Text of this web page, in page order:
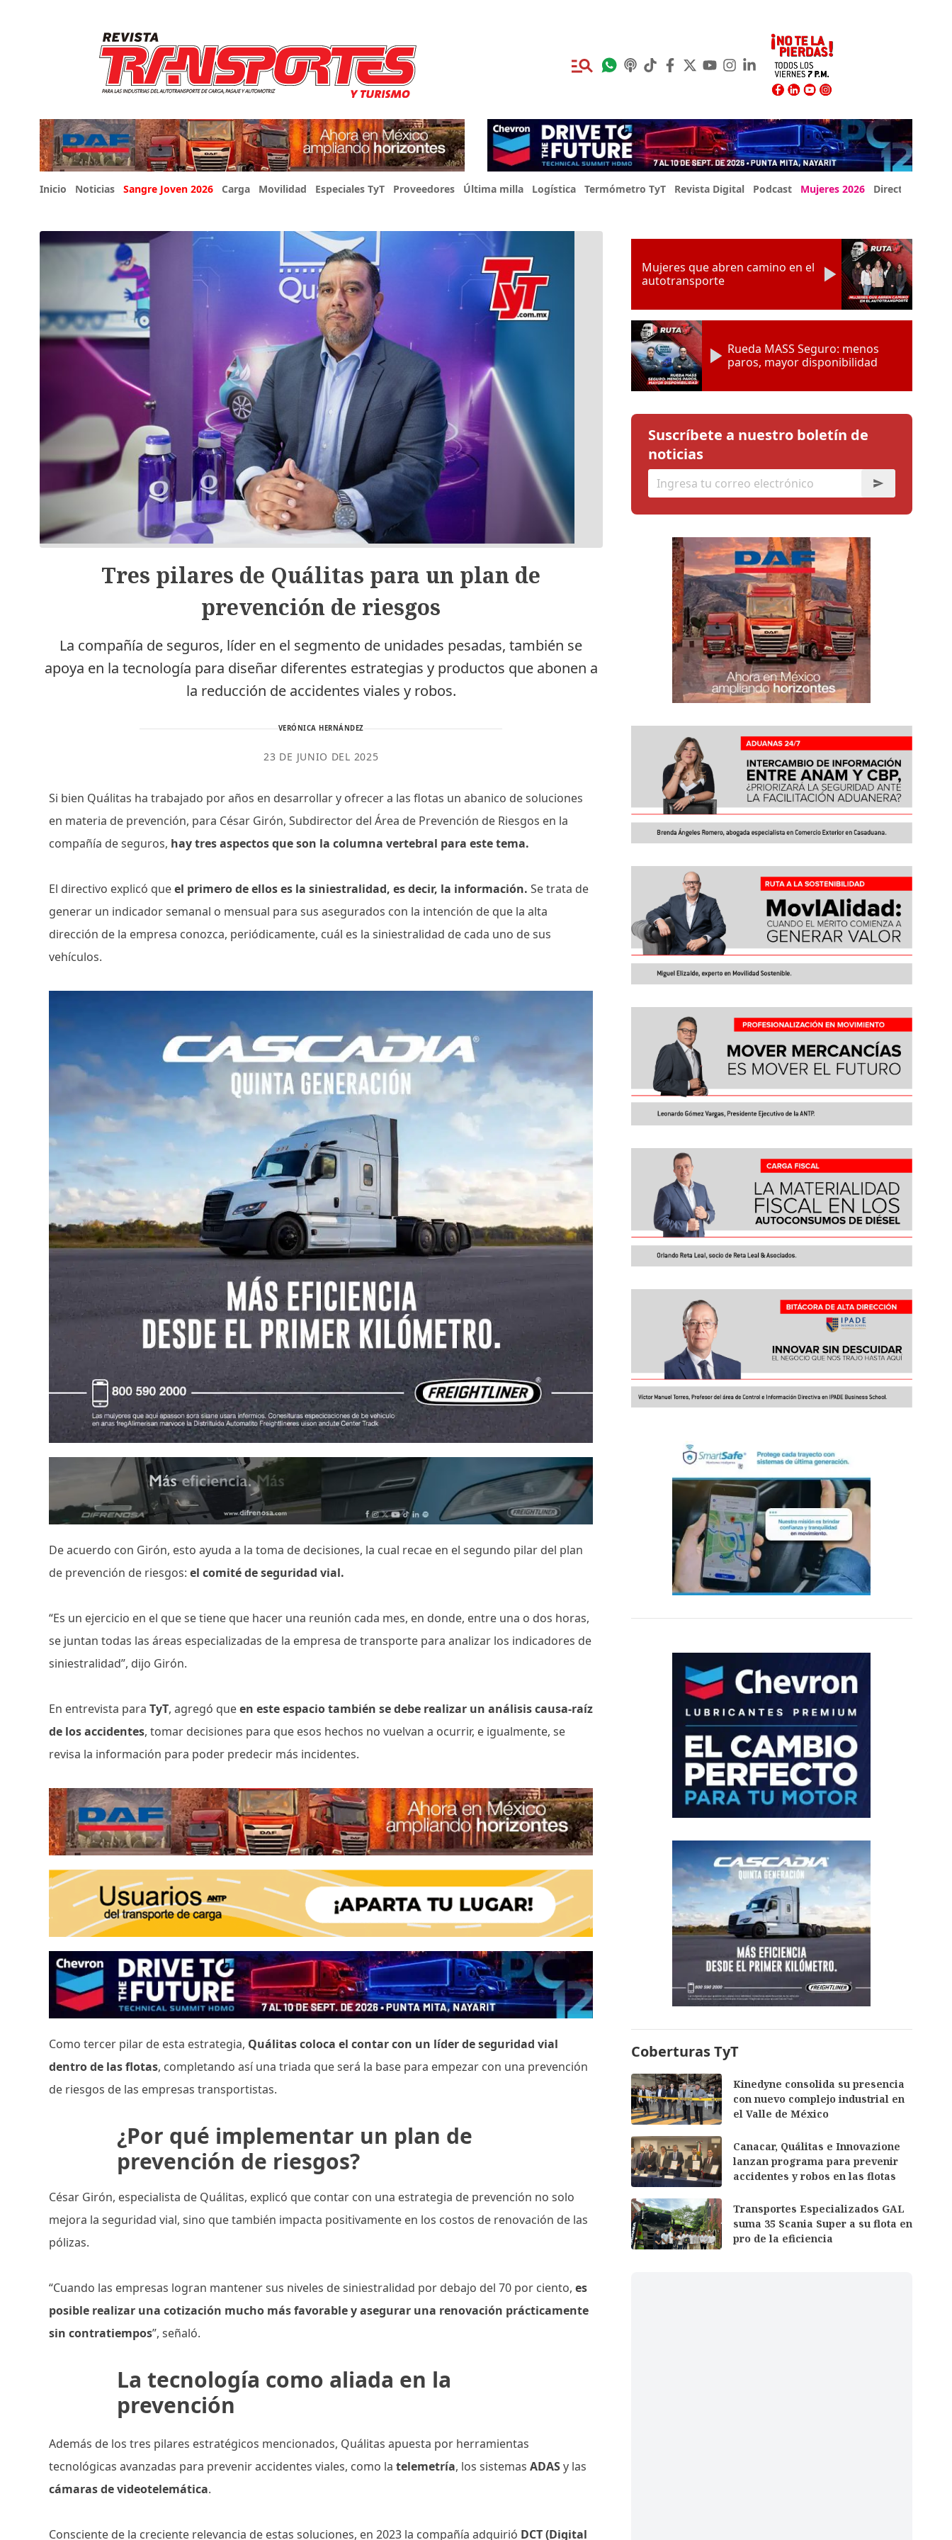
Inicio Noticias Sangre Joven 2026 Carga Movilidad Especiales TyT Proveedores Última milla Logística Termómetro TyT Revista Digital Podcast Mujeres 2026 Directorio Expo
Tres pilares de Quálitas para un plan de
prevención de riesgos
La compañía de seguros, líder en el segmento de unidades pesadas, también se
apoya en la tecnología para diseñar diferentes estrategias y productos que abonen a
la reducción de accidentes viales y robos.
VERÓNICA HERNÁNDEZ
23 DE JUNIO DEL 2025
Si bien Quálitas ha trabajado por años en desarrollar y ofrecer a las flotas un abanico de soluciones
en materia de prevención, para César Girón, Subdirector del Área de Prevención de Riesgos en la
compañía de seguros, hay tres aspectos que son la columna vertebral para este tema.
El directivo explicó queel primero de ellos es la siniestralidad, es decir, la información.Se trata de
generar un indicador semanal o mensual para sus asegurados con la intención de que la alta
dirección de la empresa conozca, periódicamente, cuál es la siniestralidad de cada uno de sus
vehículos.
De acuerdo con Girón, esto ayuda a la toma de decisiones, la cual recae en el segundo pilar del plan
de prevención de riesgos:el comité de seguridad vial.
“Es un ejercicio en el que se tiene que hacer una reunión cada mes, en donde, entre una o dos horas,
se juntan todas las áreas especializadas de la empresa de transporte para analizar los indicadores de
siniestralidad”, dijo Girón.
En entrevista para TyT, agregó queen este espacio también se debe realizar un análisis causa-raíz
de los accidentes, tomar decisiones para que esos hechos no vuelvan a ocurrir, e igualmente, se
revisa la información para poder predecir más incidentes.
Como tercer pilar de esta estrategia, Quálitas coloca el contar con un líder de seguridad vial
dentro de las flotas, completando así una triada que será la base para empezar con una prevención
de riesgos de las empresas transportistas.
¿Por qué implementar un plan de
prevención de riesgos?
César Girón, especialista de Quálitas, explicó que contar con una estrategia de prevención no solo
mejora la seguridad vial, sino que también impacta positivamente en los costos de renovación de las
pólizas.
“Cuando las empresas logran mantener sus niveles de siniestralidad por debajo del 70 por ciento,es
posible realizar una cotización mucho más favorable y asegurar una renovación prácticamente
sin contratiempos”, señaló.
La tecnología como aliada en la
prevención
Además de los tres pilares estratégicos mencionados, Quálitas apuesta por herramientas
tecnológicas avanzadas para prevenir accidentes viales, como latelemetría, los sistemasADASy las
cámaras de videotelemática.
Consciente de la creciente relevancia de estas soluciones, en 2023 la compañía adquirió DCT (Digital
Mujeres que abren camino en el
autotransporte
Rueda MASS Seguro: menos
paros, mayor disponibilidad
Suscríbete a nuestro boletín de
noticias
Coberturas TyT
Kinedyne consolida su presencia
con nuevo complejo industrial en
el Valle de México
Canacar, Quálitas e Innovazione
lanzan programa para prevenir
accidentes y robos en las flotas
Transportes Especializados GAL
suma 35 Scania Super a su flota en
pro de la eficiencia